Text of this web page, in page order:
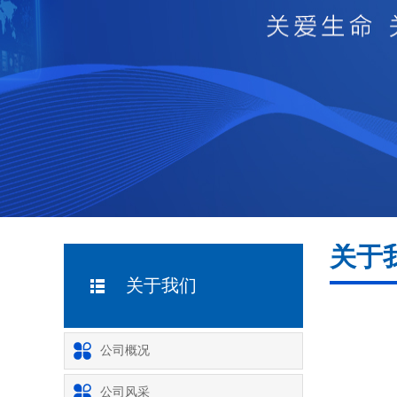
关于我们
公司概况
公司风采
关于